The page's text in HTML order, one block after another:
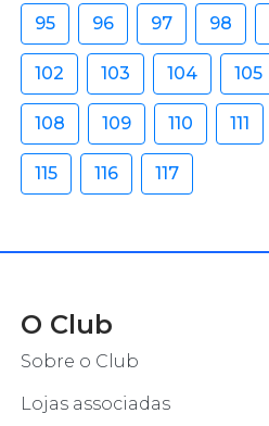
95 96 97 98
102 103 104 105
108 109 110 111
115 116 117
O Club
Sobre o Club
Lojas associadas